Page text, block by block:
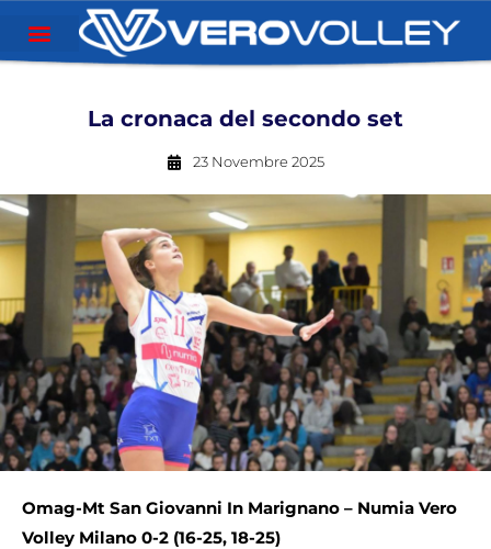
La cronaca del secondo set
23 Novembre 2025
Omag-Mt San Giovanni In Marignano – Numia Vero
Volley Milano 0-2 (16-25, 18-25)